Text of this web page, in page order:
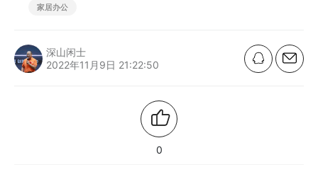
家居办公
深山闲士
2022年11月9日 21:22:50
0